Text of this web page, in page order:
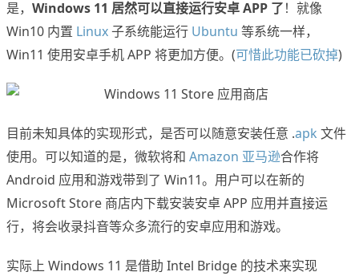
是， Windows 11 居然可以直接运行安卓 APP 了！就像
Win10 内置 Linux子系统能运行 Ubuntu 等系统一样，
Win11 使用安卓手机 APP 将更加方便。(可惜此功能已砍掉)
目前未知具体的实现形式，是否可以随意安装任意 .apk 文件
使用。可以知道的是，微软将和 Amazon 亚马逊合作将
Android 应用和游戏带到了 Win11。用户可以在新的
Microsoft Store 商店内下载安装安卓 APP 应用并直接运
行，将会收录抖音等众多流行的安卓应用和游戏。
实际上 Windows 11 是借助 Intel Bridge 的技术来实现